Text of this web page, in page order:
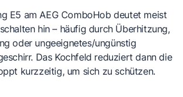
E5 am AEG ComboHob deutet meist
hin – häufig durch Überhitzung,
oder ungeeignetes/ungünstig
Das Kochfeld reduziert dann die
kurzzeitig, um sich zu schützen.